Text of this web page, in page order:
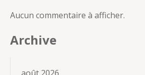
Aucun commentaire à afficher.
Archive